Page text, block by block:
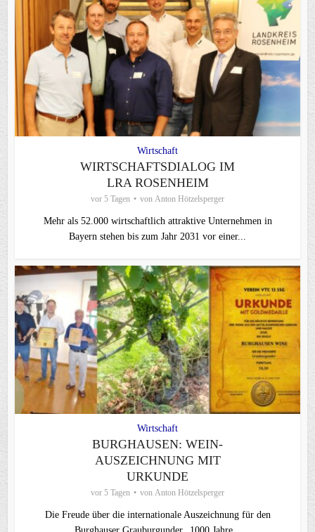
Wirtschaft
WIRTSCHAFTSDIALOG IM
LRA ROSENHEIM
vor 5 Tagen von Anton Hötzelsperger
Mehr als 52.000 wirtschaftlich attraktive Unternehmen in
Bayern stehen bis zum Jahr 2031 vor einer...
Wirtschaft
BURGHAUSEN: WEIN-
AUSZEICHNUNG MIT
URKUNDE
vor 5 Tagen von Anton Hötzelsperger
Die Freude über die internationale Auszeichnung für den